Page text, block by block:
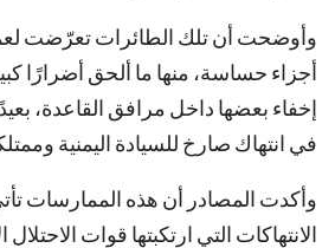
وأوضحت أن تلك الطائرات تعرّضت
أجزاء حساسة، منها ما ألحق أضرارًا
إخفاء بعضها داخل مرافق القاعدة،
في انتهاك صارخ للسيادة اليمنية
وأكدت المصادر أن هذه الممارسات
الانتهاكات التي ارتكبتها قوات الاحتلال